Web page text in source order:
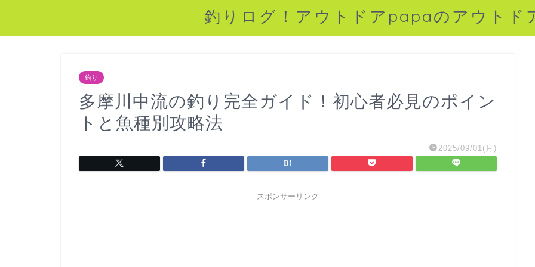
釣りログ！アウトドアpapaのアウトド
釣り
多摩川中流の釣り完全ガイド！初心者必見のポイン
トと魚種別攻略法
2025/09/01(月)
スポンサーリンク